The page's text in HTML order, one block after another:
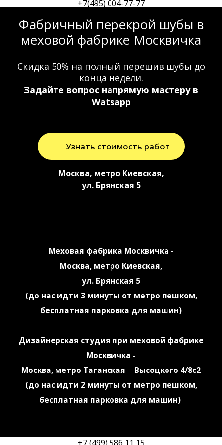
+7(495) 004-77-77
Фабричный перекрой шубы в
меховой фабрике Москвичка
Скидка 50% на полный перешив шубы до
конца недели.
Задайте вопрос напрямую мастеру в
Watsapp
Узнать стоимость работ
Москва, метро Киевская,
ул. Брянская 5
Меховая фабрика Москвичка -
Москва, метро Киевская,
ул. Брянская 5
(до нас идти 3 минуты от метро пешком,
бесплатная парковка для машин)
Дизайнерская студия при меховой фабрике
Москвичка -
Москва, метро Таганская - Высоцкого 4/8с2
(до нас идти 2 минуты от метро пешком,
бесплатная парковка для машин)
+7 (499) 586 11 15